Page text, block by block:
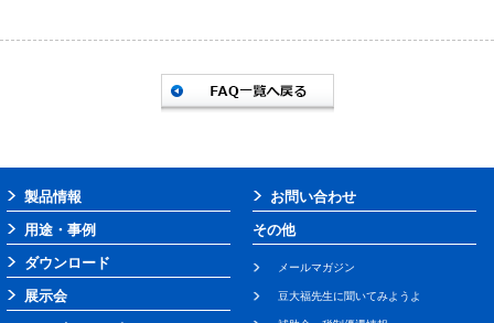
製品情報
用途・事例
ダウンロード
展示会
お問い合わせ
その他
メールマガジン
豆大福先生に聞いてみようよ